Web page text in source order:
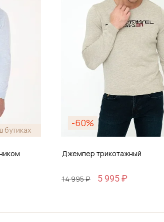
бутиках
-60%
Джемпер трикотажный
14 995 ₽ 5 995 ₽
Размер